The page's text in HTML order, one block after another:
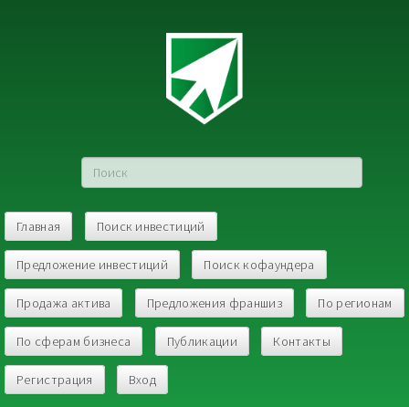
Главная Поиск инвестиций
Предложение инвестиций Поиск кофаундера
Продажа актива Предложения франшиз По регионам
По сферам бизнеса Публикации Контакты
Регистрация Вход